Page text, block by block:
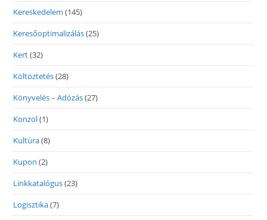
Kereskedelem (145)
Keresőoptimalizálás(25)
Kert(32)
Költöztetés(28)
Könyvelés – Adózás(27)
Konzol(1)
Kultúra(8)
Kupon (2)
Linkkatalógus(23)
Logisztika(7)